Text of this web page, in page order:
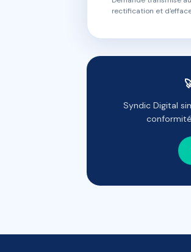
rectification et
Syndic Digital